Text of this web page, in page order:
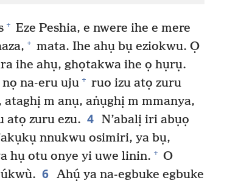
+ Eze Peshia, e nwere ihe e mere
+ mata. Ihe ahụ bụ eziokwu. Ọ
ihe ahụ, ghọtakwa ihe ọ hụrụ.
nọ na-eru uju + ruo izu atọ zuru
m anụ, aṅụghị m mmanya,
atọ zuru ezu. 4 N’abalị iri abụọ
nnukwu osimiri, ya bụ,
hụ otu onye yi uwe linin. + O
6 Ahụ́ ya na-egbuke egbuke